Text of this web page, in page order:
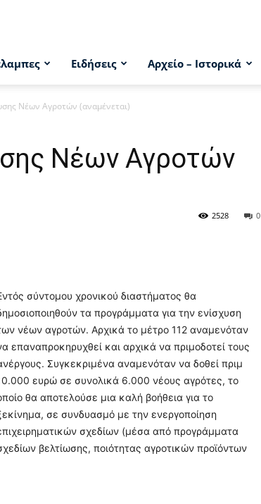
Ειδήσεις Αρχείο – Ιστορικά
Νέων Αγροτών (αναμένεται)
Νέων Αγροτών
0
2528
σύντομου χρονικού διαστήματος θα
τα προγράμματα για την ενίσχυση
νέων αγροτών. Αρχικά το μέτρο 112 αναμενόταν
επαναπροκηρυχθεί και αρχικά να πριμοδοτεί τους
Συγκεκριμένα αναμενόταν να δοθεί πριμ
ευρώ σε συνολικά 6.000 νέους αγρότες, το
θα αποτελούσε μια καλή βοήθεια για το
σε συνδυασμό με την ενεργοποίηση
σχεδίων (μέσα από προγράμματα
βελτίωσης, ποιότητας αγροτικών προϊόντων